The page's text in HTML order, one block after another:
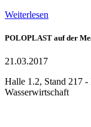
Weiterlesen
POLOPLAST auf der
21.03.2017
Halle 1.2, Stand 217 -
Wasserwirtschaft